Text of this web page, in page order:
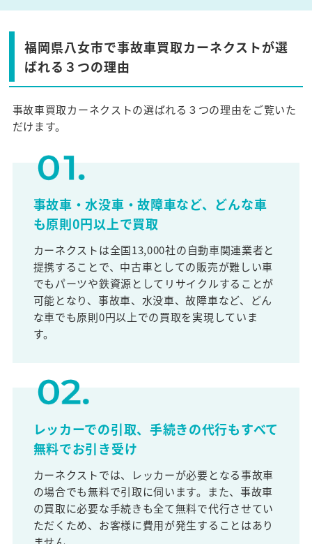
福岡県八女市で事故車買取カーネクストが選
ばれる３つの理由
事故車買取カーネクストの選ばれる３つの理由をご覧いた
だけます。
事故車・水没車・故障車など、どんな車
も原則0円以上で買取
カーネクストは全国13,000社の自動車関連業者と
提携することで、中古車としての販売が難しい車
でもパーツや鉄資源としてリサイクルすることが
可能となり、事故車、水没車、故障車など、どん
な車でも原則0円以上での買取を実現していま
す。
レッカーでの引取、手続きの代行もすべて
無料でお引き受け
カーネクストでは、レッカーが必要となる事故車
の場合でも無料で引取に伺います。また、事故車
の買取に必要な手続きも全て無料で代行させてい
ただくため、お客様に費用が発生することはあり